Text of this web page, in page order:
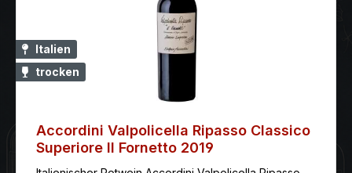
Italien
trocken
Accordini Valpolicella Ripasso Classico
Superiore Il Fornetto 2019